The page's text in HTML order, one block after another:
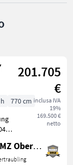
201.705
€
inclusa IVA
19%
169.500 €
netto
770 cm
BayWa GMZ Obertraubling